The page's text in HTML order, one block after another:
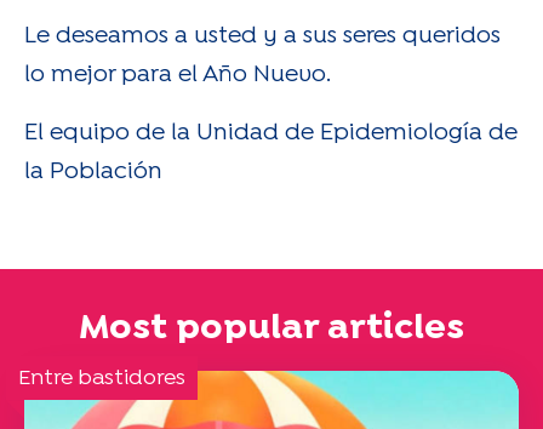
Le deseamos a usted y a sus seres queridos
lo mejor para el Año Nuevo.
El equipo de la Unidad de Epidemiología de
la Población
Most popular articles
Entre bastidores